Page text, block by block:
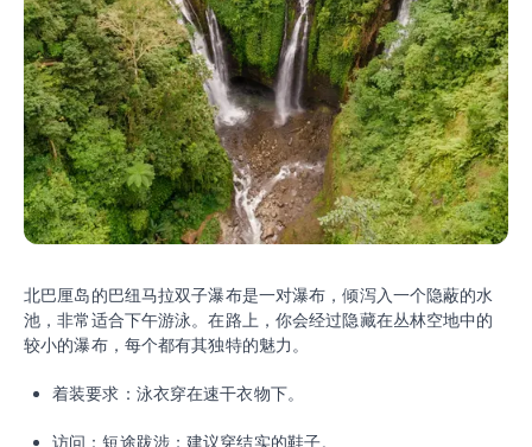
北巴厘岛的巴纽马拉双子瀑布是一对瀑布，倾泻入一个隐蔽的水
池，非常适合下午游泳。在路上，你会经过隐藏在丛林空地中的
较小的瀑布，每个都有其独特的魅力。
着装要求：泳衣穿在速干衣物下。
访问：短途跋涉；建议穿结实的鞋子。